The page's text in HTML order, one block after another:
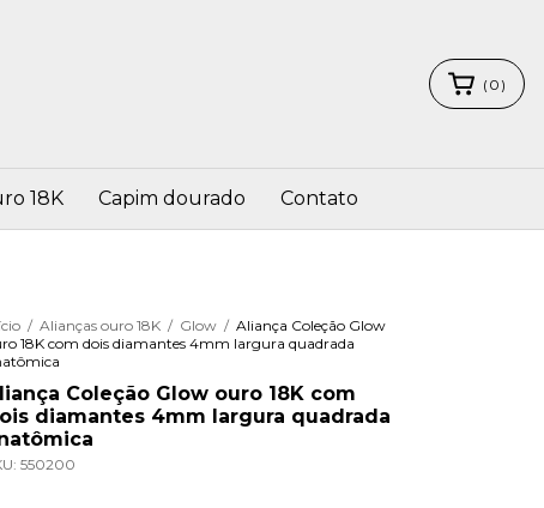
( 0 )
18K Capim dourado Contato
/ Alianças ouro 18K / Glow / Aliança Coleção Glow
18K com dois diamantes 4mm largura quadrada
Coleção Glow ouro 18K com
diamantes 4mm largura quadrada
550200